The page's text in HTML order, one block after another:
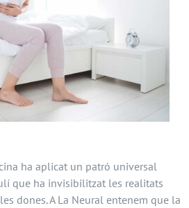
ha aplicat un patró universal
que ha invisibilitzat les realitats
dones. A La Neural entenem que la